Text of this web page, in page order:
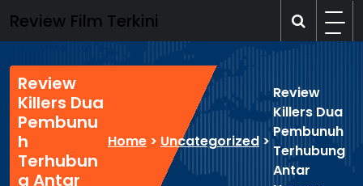
to
content
Review Film Terkini
Review
Killers Dua
Pembunu
h
Terhubun
g Antar
Home > Uncategorized >
Review
Killers Dua
Pembunuh
Terhubung
Antar